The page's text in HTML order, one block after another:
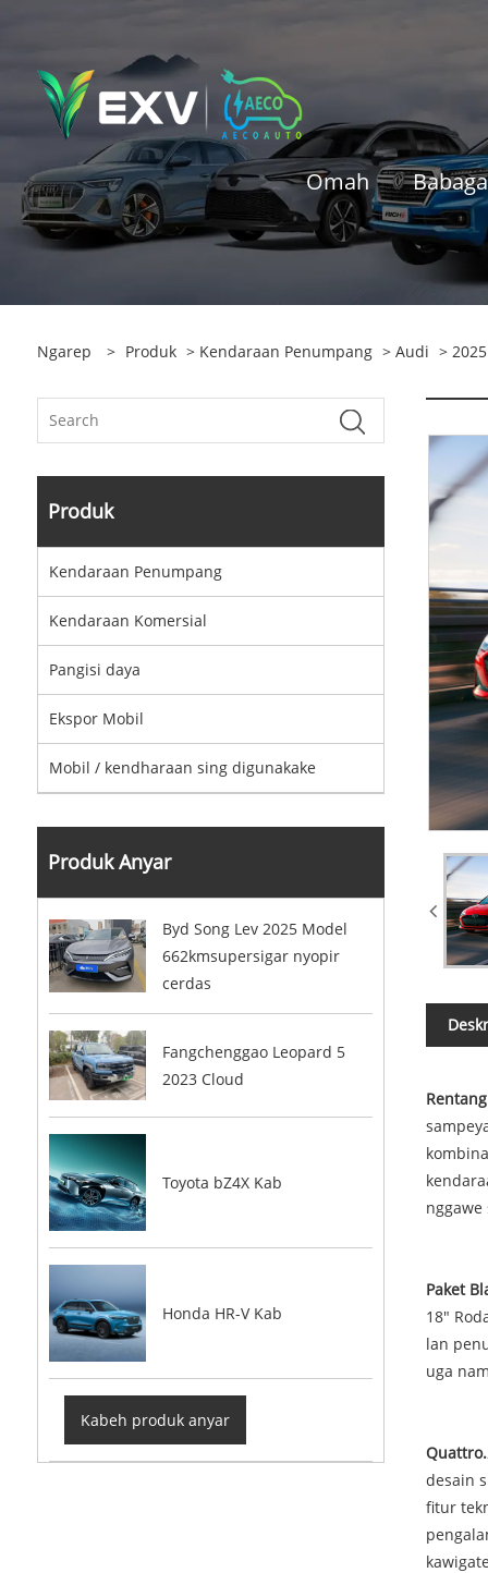
Omah
Ngarep > Produk > Kendaraan Penumpang > Audi >
Produk
Kendaraan Penumpang
Kendaraan Komersial
Pangisi daya
Ekspor Mobil
Mobil / kendharaan sing digunakake
Produk Anyar
Byd Song Lev 2025 Model
662kmsupersigar nyopir
cerdas
Fangchenggao Leopard 5
2023 Cloud
Toyota bZ4X Kab
Honda HR-V Kab
Kabeh produk anyar
Paket
18"
lan
uga
Quattro.
desain
fitur